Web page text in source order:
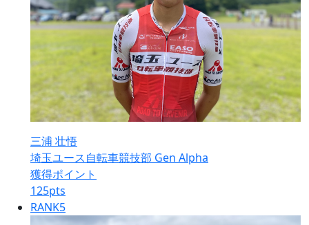
三浦 壮悟
埼玉ユース自転車競技部 Gen Alpha
獲得ポイント
125pts
RANK5